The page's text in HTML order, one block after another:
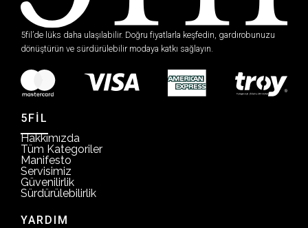
5fil’de lüks daha ulaşılabilir. Doğru fiyatlarla keşfedin, gardırobunuzu
dönüştürün ve sürdürülebilir modaya katkı sağlayın.
5FİL
Hakkımızda
Tüm Kategoriler
Manifesto
Servisimiz
Güvenilirlik
Sürdürülebilirlik
YARDIM